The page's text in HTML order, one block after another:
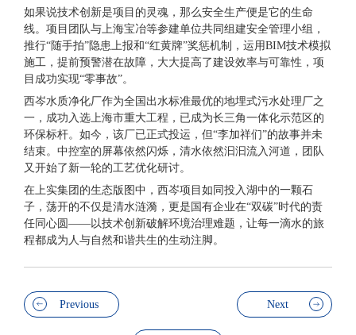
如果说技术创新是项目的灵魂，那么安全生产便是它的生命
线。项目团队与上海宝冶等参建单位共同组建安全管理小组，
推行“随手拍”隐患上报和“红黄牌”奖惩机制，运用BIM技术模拟
施工，提前预警潜在故障，大大提高了建设效率与可靠性，项
目成功实现“零事故”。
西岑水质净化厂作为全国出水标准最优的地埋式污水处理厂之
一，成功入选上海市重大工程，已成为长三角一体化示范区的
环保标杆。如今，该厂已正式投运，但“李加祥们”的故事并未
结束。中控室的屏幕依然闪烁，清水依然汩汩流入河道，团队
又开始了新一轮的工艺优化研讨。
在上实集团的生态版图中，西岑项目如同投入湖中的一颗石
子，荡开的不仅是清水涟漪，更是国有企业在“双碳”时代的责
任同心圆——以技术创新破解环境治理难题，让每一滴水的旅
程都成为人与自然和谐共生的生动注脚。
Previous Next